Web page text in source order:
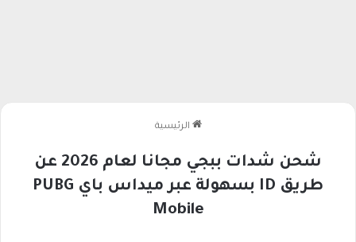
الرئيسية
شحن شدات ببجي مجانا لعام 2026 عن
طريق ID بسهولة عبر ميداس باي PUBG
Mobile